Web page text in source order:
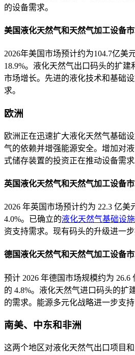
的设备需求。
美国液化天然气和天然气加工设备
2026年美国市场预计约为104.7亿美
18.9%。液化天然气出口码头的扩
市场增长。先进的液化技术和基础
求。
欧洲
欧洲正在迅速扩大液化天然气基础
气的依赖并增强能源安全。增加对
式储存装置的投资正在推动设备需求
英国液化天然气和天然气加工设备
2026 年英国市场预计约为 22.3 亿美
4.0%。已确立的液化天然气基础设施
资支持需求。现有码头的升级进一步
德国液化天然气和天然气加工设备
预计 2026 年德国市场规模约为 26.6
的 4.8%。液化天然气进口码头的扩
的需求。能源多元化战略进一步支持
南美、中东和非洲
这两个地区对液化天然气出口项目